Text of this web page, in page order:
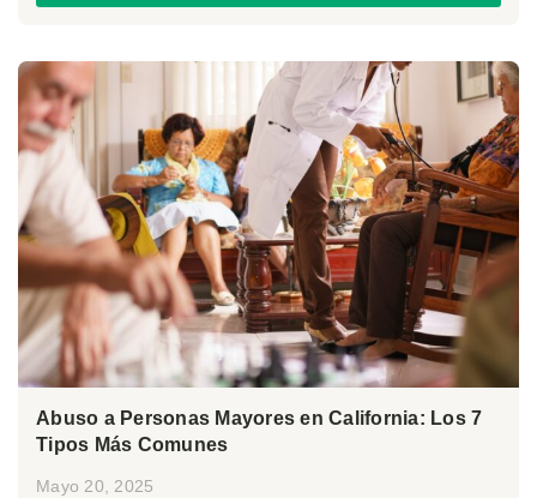
Abuso a Personas Mayores en California: Los 7
Tipos Más Comunes
Mayo 20, 2025